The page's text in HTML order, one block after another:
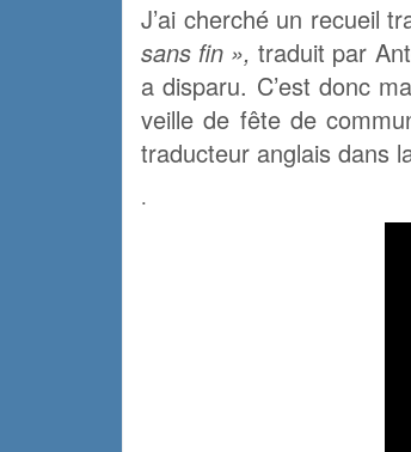
J’ai cherché un recueil
sans fin »,traduit par
a disparu. C’est donc
veille de fête de
traducteur anglais dans
.